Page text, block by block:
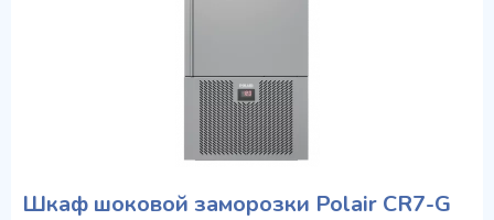
Шкаф шоковой заморозки Polair CR7-G